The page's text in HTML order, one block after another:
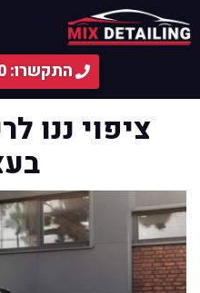
לדלג
לתוכן
התקשרו: 077-996-8600
ציפוי ננו